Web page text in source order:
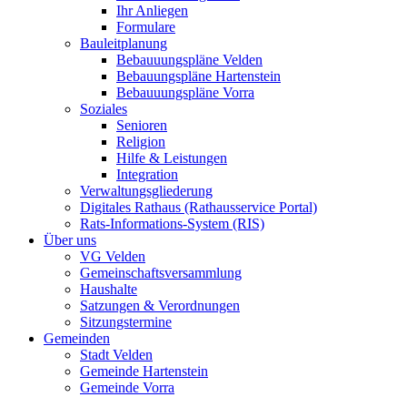
Ihr Anliegen
Formulare
Bauleitplanung
Bebauuungspläne Velden
Bebauungspläne Hartenstein
Bebauuungspläne Vorra
Soziales
Senioren
Religion
Hilfe & Leistungen
Integration
Verwaltungsgliederung
Digitales Rathaus (Rathausservice Portal)
Rats-Informations-System (RIS)
Über uns
VG Velden
Gemeinschaftsversammlung
Haushalte
Satzungen & Verordnungen
Sitzungstermine
Gemeinden
Stadt Velden
Gemeinde Hartenstein
Gemeinde Vorra